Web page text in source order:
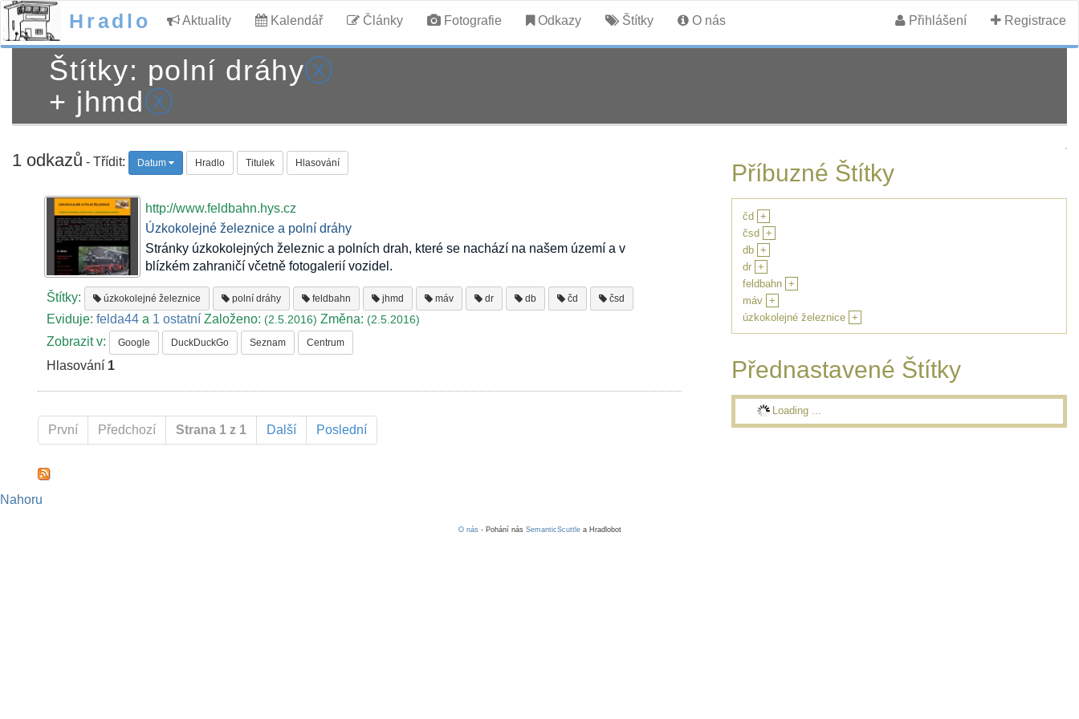
Hradlo Aktuality Kalendář Články Fotografie Odkazy Štítky O nás Přihlášení Registrace
Štítky: polní dráhyⓧ
+ jhmdⓧ
1 odkazů - Třídit: Datum Hradlo Titulek Hlasování
http://www.feldbahn.hys.cz
Úzkokolejné železnice a polní dráhy
Stránky úzkokolejných železnic a polních drah, které se nachází na našem území a v
blízkém zahraničí včetně fotogalerií vozidel.
Štítky: úzkokolejné železnice polní dráhy feldbahn jhmd máv dr db čd čsd
Eviduje:felda44 a 1 ostatní Založeno:(2.5.2016)Změna:(2.5.2016)
Zobrazit v: Google DuckDuckGo Seznam Centrum
Hlasování 1
První Předchozí Strana 1 z 1 Další Poslední
Příbuzné Štítky
čd +
čsd +
db +
dr +
feldbahn +
máv +
úzkokolejné železnice +
Přednastavené Štítky
Loading ...
Nahoru
O nás - Pohání nás SemanticScuttlea Hradlobot